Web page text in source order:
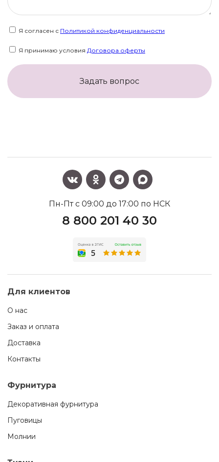
Я согласен с Политикой конфиденциальности
Я принимаю условия Договора оферты
Задать вопрос
Пн-Пт с 09:00 до 17:00 по НСК
8 800 201 40 30
Для клиентов
О нас
Заказ и оплата
Доставка
Контакты
Фурнитура
Декоративная фурнитура
Пуговицы
Молнии